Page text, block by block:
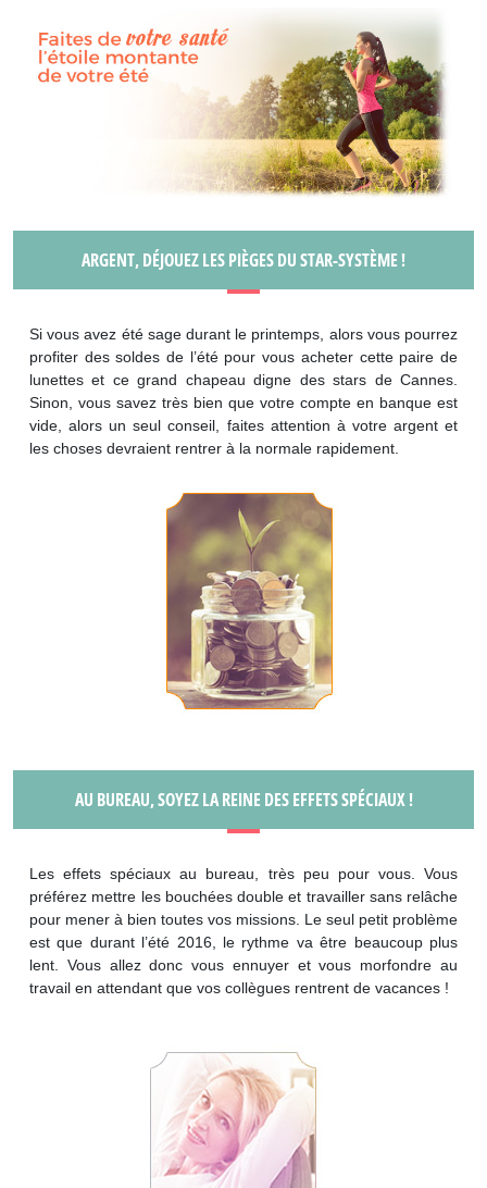
ARGENT, DÉJOUEZ LES PIÈGES DU STAR-SYSTÈME !
Si vous avez été sage durant le printemps, alors vous pourrez
profiter des soldes de l’été pour vous acheter cette paire de
lunettes et ce grand chapeau digne des stars de Cannes.
Sinon, vous savez très bien que votre compte en banque est
vide, alors un seul conseil, faites attention à votre argent et
les choses devraient rentrer à la normale rapidement.
AU BUREAU, SOYEZ LA REINE DES EFFETS SPÉCIAUX !
Les effets spéciaux au bureau, très peu pour vous. Vous
préférez mettre les bouchées double et travailler sans relâche
pour mener à bien toutes vos missions. Le seul petit problème
est que durant l’été 2016, le rythme va être beaucoup plus
lent. Vous allez donc vous ennuyer et vous morfondre au
travail en attendant que vos collègues rentrent de vacances !